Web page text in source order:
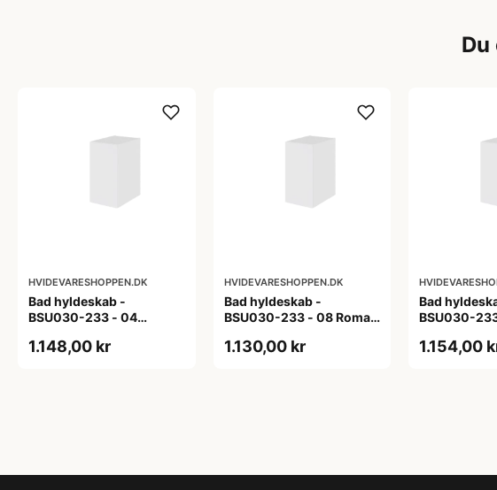
Du
HVIDEVARESHOPPEN.DK
Bad hyldeskab -
BSU030-233 - 04
1.148,00 kr
HVIDEVARESHOPPEN.DK
Bad hyldeskab -
BSU030-233 - 08 Roma -
1.130,00 kr
Bad
BSU030-
1.154,00